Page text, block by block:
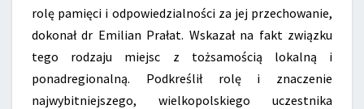
rolę pamięci i odpowiedzialności za jej przechowanie,
dokonał dr Emilian Prałat. Wskazał na fakt związku
tego rodzaju miejsc z tożsamością lokalną i
ponadregionalną. Podkreślił rolę i znaczenie
najwybitniejszego, wielkopolskiego uczestnika